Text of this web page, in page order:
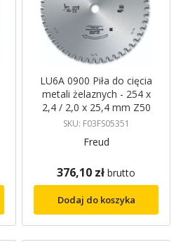
LU6A 0900 Piła do cięcia
metali żelaznych - 254 x
2,4 / 2,0 x 25,4 mm Z50
DTCG, 0 FREUD
SKU: F03FS05351
Freud
376,10 zł brutto
Dodaj do koszyka